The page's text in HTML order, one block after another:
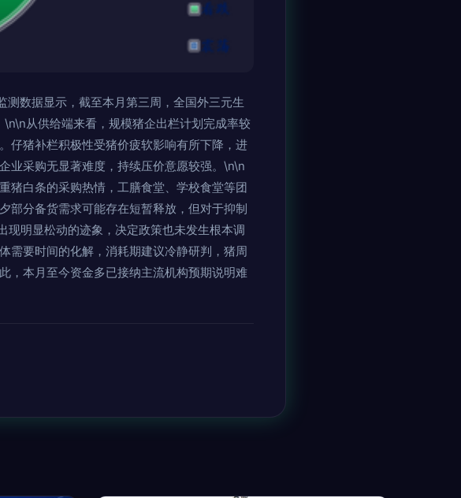
数据显示，截至本月第三周，全国外三元生
从供给端来看，规模猪企出栏计划完成率较
仔猪补栏积极性受猪价疲软影响有所下降，进
业采购无显著难度，持续压价意愿较强。\n\n
猪白条的采购热情，工膳食堂、学校食堂等团
部分备货需求可能存在短暂释放，但对于抑制
明显松动的迹象，决定政策也未发生根本调
需要时间的化解，消耗期建议冷静研判，猪周
，本月至今资金多已接纳主流机构预期说明难